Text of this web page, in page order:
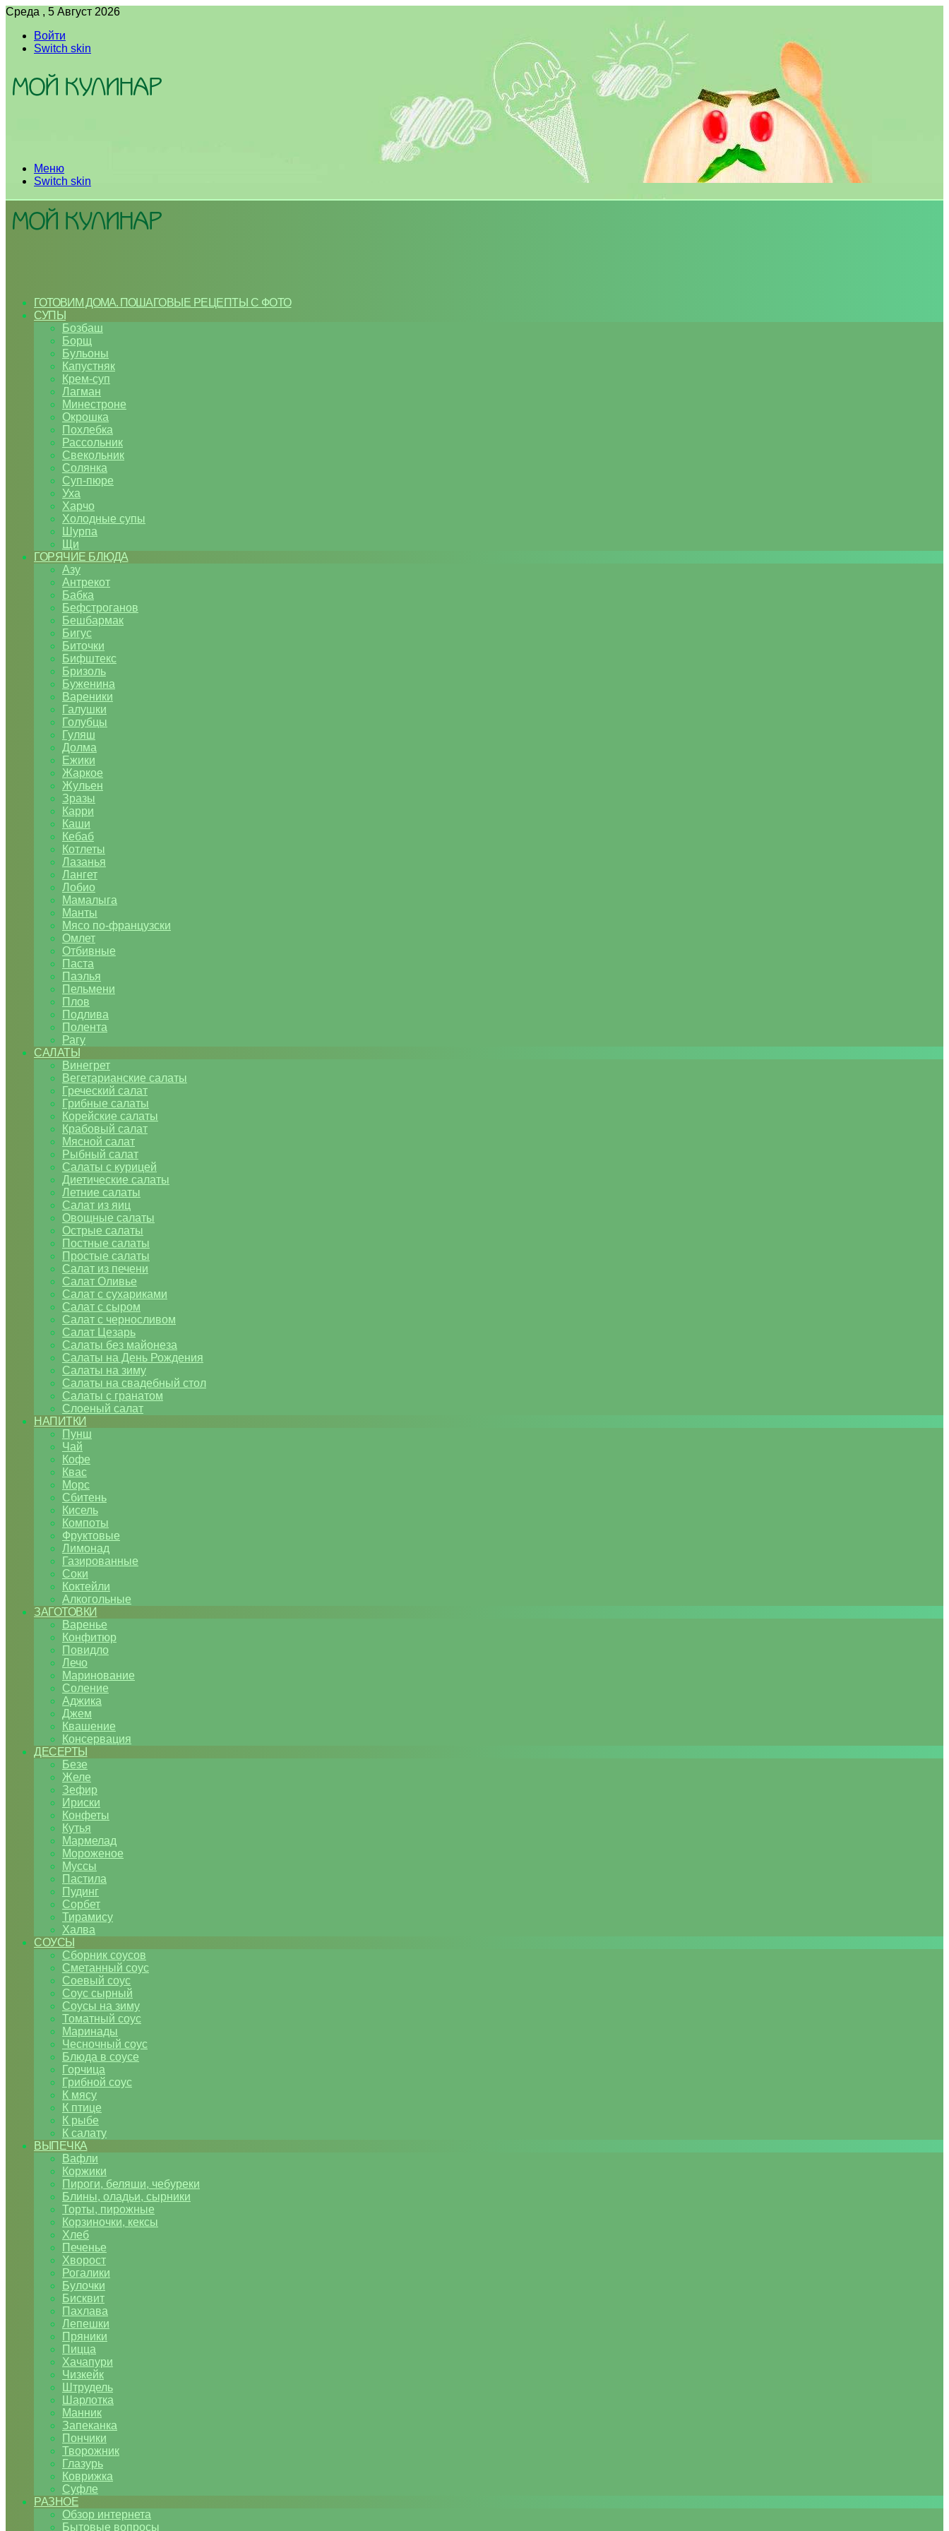
Среда , 5 Август 2026
Войти
Switch skin
Меню
Switch skin
ГОТОВИМ ДОМА. ПОШАГОВЫЕ РЕЦЕПТЫ С ФОТО
СУПЫ
Бозбаш
Борщ
Бульоны
Капустняк
Крем-суп
Лагман
Минестроне
Окрошка
Похлебка
Рассольник
Свекольник
Солянка
Суп-пюре
Уха
Харчо
Холодные супы
Шурпа
Щи
ГОРЯЧИЕ БЛЮДА
Азу
Антрекот
Бабка
Бефстроганов
Бешбармак
Бигус
Биточки
Бифштекс
Бризоль
Буженина
Вареники
Галушки
Голубцы
Гуляш
Долма
Ежики
Жаркое
Жульен
Зразы
Карри
Каши
Кебаб
Котлеты
Лазанья
Лангет
Лобио
Мамалыга
Манты
Мясо по-французски
Омлет
Отбивные
Паста
Паэлья
Пельмени
Плов
Подлива
Полента
Рагу
САЛАТЫ
Винегрет
Вегетарианские салаты
Греческий салат
Грибные салаты
Корейские салаты
Крабовый салат
Мясной салат
Рыбный салат
Салаты с курицей
Диетические салаты
Летние салаты
Салат из яиц
Овощные салаты
Острые салаты
Постные салаты
Простые салаты
Салат из печени
Салат Оливье
Салат с сухариками
Салат с сыром
Салат с черносливом
Салат Цезарь
Салаты без майонеза
Салаты на День Рождения
Салаты на зиму
Салаты на свадебный стол
Салаты с гранатом
Слоеный салат
НАПИТКИ
Пунш
Чай
Кофе
Квас
Морс
Сбитень
Кисель
Компоты
Фруктовые
Лимонад
Газированные
Соки
Коктейли
Алкогольные
ЗАГОТОВКИ
Варенье
Конфитюр
Повидло
Лечо
Маринование
Соление
Аджика
Джем
Квашение
Консервация
ДЕСЕРТЫ
Безе
Желе
Зефир
Ириски
Конфеты
Кутья
Мармелад
Мороженое
Муссы
Пастила
Пудинг
Сорбет
Тирамису
Халва
СОУСЫ
Сборник соусов
Сметанный соус
Соевый соус
Соус сырный
Соусы на зиму
Томатный соус
Маринады
Чесночный соус
Блюда в соусе
Горчица
Грибной соус
К мясу
К птице
К рыбе
К салату
ВЫПЕЧКА
Вафли
Коржики
Пироги, беляши, чебуреки
Блины, оладьи, сырники
Торты, пирожные
Корзиночки, кексы
Хлеб
Печенье
Хворост
Рогалики
Булочки
Бисквит
Пахлава
Лепешки
Пряники
Пицца
Хачапури
Чизкейк
Штрудель
Шарлотка
Манник
Запеканка
Пончики
Творожник
Глазурь
Коврижка
Суфле
РАЗНОЕ
Обзор интернета
Бытовые вопросы